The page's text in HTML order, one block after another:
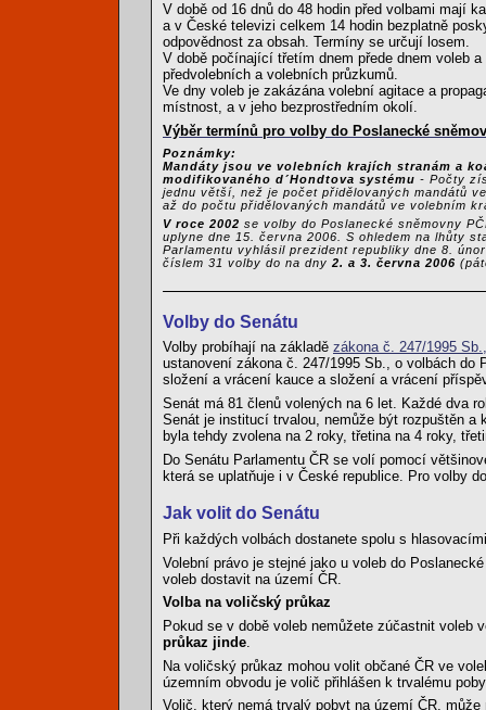
V době od 16 dnů do 48 hodin před volbami mají
a v České televizi celkem 14 hodin bezplatně
odpovědnost za obsah. Termíny se určují losem.
V době počínající třetím dnem přede dnem voleb
předvolebních a volebních průzkumů.
Ve dny voleb je zakázána volební agitace a
místnost, a v jeho bezprostředním okolí.
Výběr termínů pro volby do Poslanecké
Poznámky:
Mandáty jsou ve volebních krajích stranám a
modifikovaného d´Hondtova systému - Počty
jednu větší, než je počet přidělovaných mandátů
až do počtu přidělovaných mandátů ve volebním
V roce 2002 se volby do Poslanecké sněmovny
uplyne dne 15. června 2006. S ohledem na lhůty
Parlamentu vyhlásil prezident republiky dne 8.
číslem 31 volby do na dny 2. a 3. června 2006
Volby do Senátu
Volby probíhají na základě zákona č. 247/1995
ustanovení zákona č. 247/1995 Sb., o volbách
složení a vrácení kauce a složení a vrácení
Senát má 81 členů volených na 6 let. Každé dva
Senát je institucí trvalou, nemůže být rozpuštěn a
byla tehdy zvolena na 2 roky, třetina na 4 roky,
Do Senátu Parlamentu ČR se volí pomocí
která se uplatňuje i v České republice. Pro volby
Jak volit do Senátu
Při každých volbách dostanete spolu s
Volební právo je stejné jako u voleb do
voleb dostavit na území ČR.
Volba na voličský průkaz
Pokud se v době voleb nemůžete zúčastnit
průkaz jinde.
Na voličský průkaz mohou volit občané ČR ve
územním obvodu je volič přihlášen k trvalému
Volič, který nemá trvalý pobyt na území ČR,